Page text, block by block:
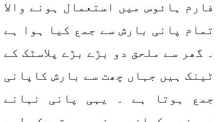
فارم ہائوس میں استعمال ہونے والا
تمام پانی بارش سے جمع کیا ہوا ہے
۔ گھر سے ملحق دو بڑے بڑے پلاسٹک کے
ٹینک ہیں جہاں چھت سے بارش کاپانی
جمع ہوتا ہے ۔ یہی پانی نہانے